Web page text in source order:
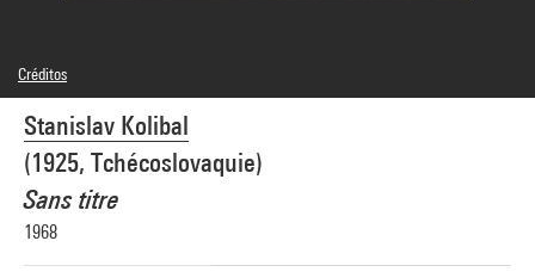
Stanislav Kolibal
(1925, Tchécoslovaquie)
Sans titre
1968
Créditos
© Stanislav Kolibal
Créditos fotográficos : Centre Pompidou, MNAM-CCI/Georges Meguerditchian/Dist.
GrandPalaisRmn
Referencia de la imagen : 4N60650
Difusión de la imagen :